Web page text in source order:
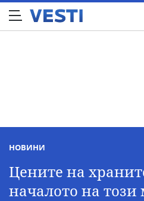
НОВИНИ
Цените на
началото на този